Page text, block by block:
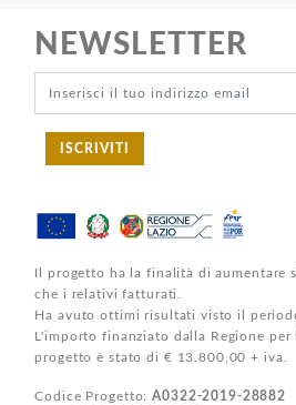
NEWSLETTER
ISCRIVITI
Il progetto ha la finalità di aumentare
che i relativi fatturati.
Ha avuto ottimi risultati visto il
L'importo finanziato dalla Regione per
progetto è stato di € 13.800,00 + iva.
Codice Progetto:A0322-2019-28882